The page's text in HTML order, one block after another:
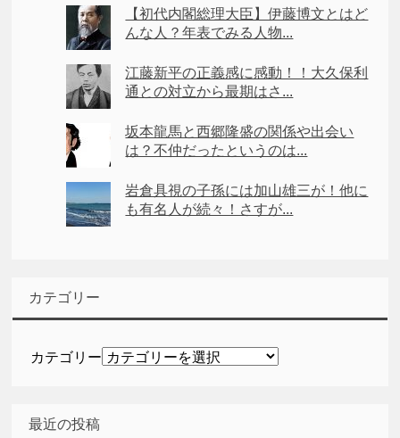
【初代内閣総理大臣】伊藤博文とはど
んな人？年表でみる人物...
江藤新平の正義感に感動！！大久保利
通との対立から最期はさ...
坂本龍馬と西郷隆盛の関係や出会い
は？不仲だったというのは...
岩倉具視の子孫には加山雄三が！他に
も有名人が続々！さすが...
カテゴリー
カテゴリー
最近の投稿